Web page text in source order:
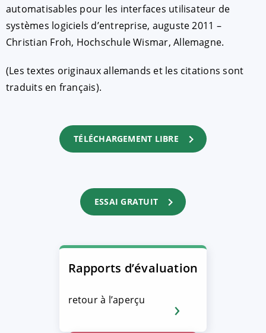
automatisables pour les interfaces utilisateur de
systèmes logiciels d’entreprise, auguste 2011 –
Christian Froh, Hochschule Wismar, Allemagne.
(Les textes originaux allemands et les citations sont
traduits en français).
TÉLÉCHARGEMENT LIBRE
ESSAI GRATUIT
Rapports d’évaluation
retour à l’aperçu